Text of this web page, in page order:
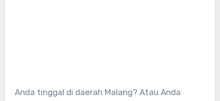
Anda tinggal di daerah Malang? Atau Anda